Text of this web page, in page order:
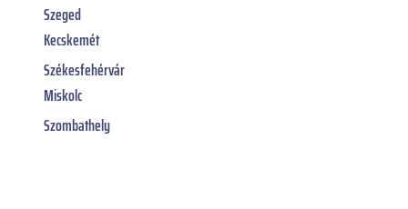
Szeged
Kecskemét
Székesfehérvár
Miskolc
Szombathely